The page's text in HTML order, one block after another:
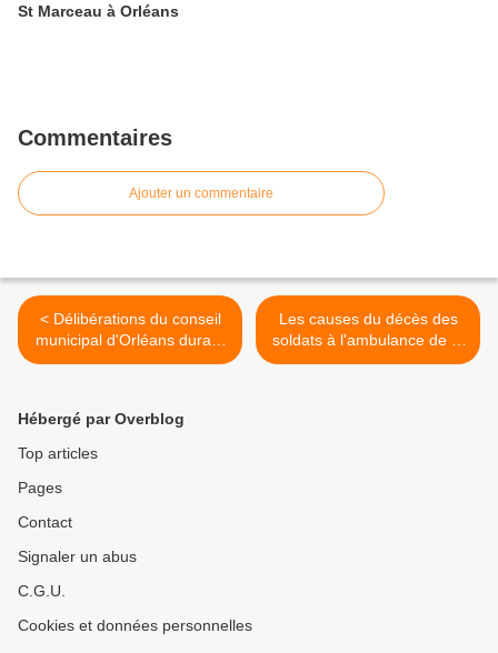
St Marceau à Orléans
Commentaires
Ajouter un commentaire
< Délibérations du conseil
municipal d'Orléans durant
la guerre de 1870:
Les causes du décès des
soldats à l'ambulance de la
caserne Saint Charles:
Hébergé par Overblog
Top articles
Pages
Contact
Signaler un abus
C.G.U.
Cookies et données personnelles